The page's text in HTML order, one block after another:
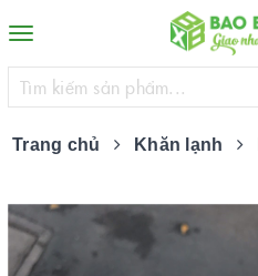
Toggle
navigation
Trang chủ Khăn lạnh